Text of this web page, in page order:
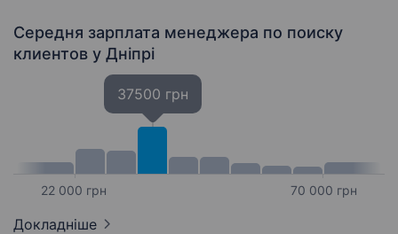
Середня зарплата менеджера по поиску
клиентов у Дніпрі
22 000 грн
37500 грн
70 000 грн
Докладніше